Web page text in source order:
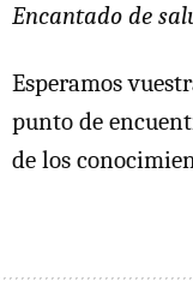
Encantado de
Esperamos
punto de
de los